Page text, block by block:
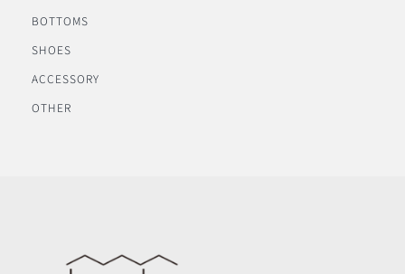
BOTTOMS
SHOES
ACCESSORY
OTHER